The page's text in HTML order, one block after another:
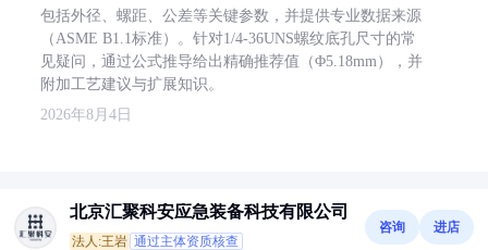
包括外径、螺距、公差等关键参数，并提供专业数据来源
（ASME B1.1标准）。针对1/4-36UNS螺纹底孔尺寸的常
见疑问，通过公式推导给出精确推荐值（Φ5.18mm），并
附加工艺建议与扩展知识。
2026年8月4日
北京汇聚科安应急装备科技有限公司
法人:王岩 通过主体资质核查
咨询 进店